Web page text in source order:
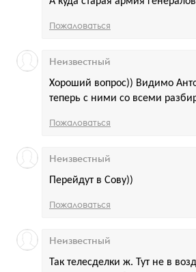
Пожаловаться
Хороший вопрос)) Видимо
теперь с ними со всеми
Неизвестный
Пожаловаться
Перейдут в Сову))
Неизвестный
Пожаловаться
Так телесделки ж. Тут не в
Неизвестный